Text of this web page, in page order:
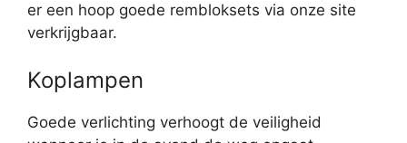
er een hoop goede rembloksets via onze site
verkrijgbaar.
Koplampen
Goede verlichting verhoogt de veiligheid